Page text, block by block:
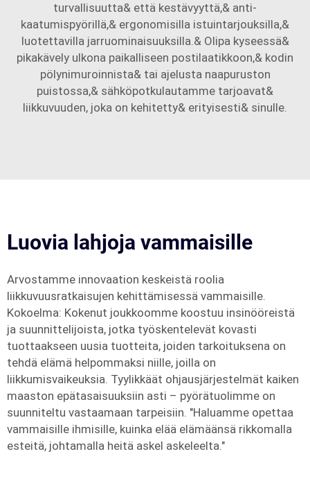
turvallisuutta& että kestävyyttä,& anti-
kaatumispyörillä,& ergonomisilla istuintarjouksilla,&
luotettavilla jarruominaisuuksilla.& Olipa kyseessä&
pikakävely ulkona paikalliseen postilaatikkoon,& kodin
pölynimuroinnista& tai ajelusta naapuruston
puistossa,& sähköpotkulautamme tarjoavat&
liikkuvuuden, joka on kehitetty& erityisesti& sinulle.
Luovia lahjoja vammaisille
Arvostamme innovaation keskeistä roolia
liikkuvuusratkaisujen kehittämisessä vammaisille.
Kokoelma: Kokenut joukkoomme koostuu insinööreistä
ja suunnittelijoista, jotka työskentelevät kovasti
tuottaakseen uusia tuotteita, joiden tarkoituksena on
tehdä elämä helpommaksi niille, joilla on
liikkumisvaikeuksia. Tyylikkäät ohjausjärjestelmät kaiken
maaston epätasaisuuksiin asti – pyörätuolimme on
suunniteltu vastaamaan tarpeisiin. "Haluamme opettaa
vammaisille ihmisille, kuinka elää elämäänsä rikkomalla
esteitä, johtamalla heitä askel askeleelta."